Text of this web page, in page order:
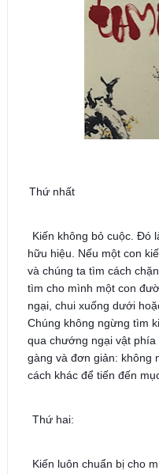
Thứ nhất
Kiến không bỏ cuộc. Đó
hữu hiệu. Nếu một con
và chúng ta tìm cách
tìm cho mình một con
ngại, chui xuống dưới
Chúng không ngừng tìm
qua chướng ngại vật
gàng và đơn giản: không
cách khác để tiến đến
Thứ hai:
Kiến luôn chuẩn bị cho